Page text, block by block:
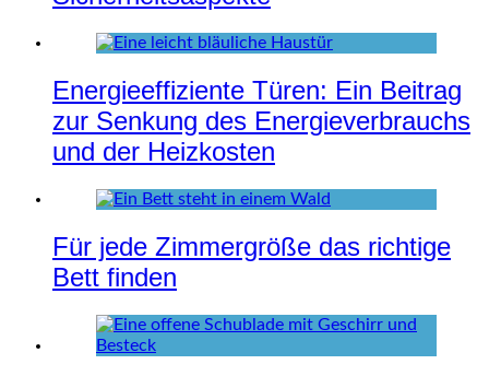
Energieeffiziente Türen: Ein Beitrag
zur Senkung des Energieverbrauchs
und der Heizkosten
Für jede Zimmergröße das richtige
Bett finden